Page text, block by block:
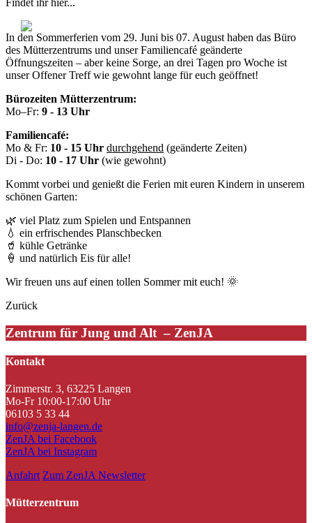
In den Sommerferien vom 29. Juni bis 07. August haben das Büro
des Mütterzentrums und unser Familiencafé geänderte
Öffnungszeiten – aber keine Sorge, an drei Tagen pro Woche ist
unser Offener Treff wie gewohnt lange für euch geöffnet!
Bürozeiten Mütterzentrum:
Mo–Fr: 9 - 13 Uhr
Familiencafé:
Mo & Fr: 10 - 15 Uhr durchgehend (geänderte Zeiten)
Di - Do: 10 - 17 Uhr (wie gewohnt)
Kommt vorbei und genießt die Ferien mit euren Kindern in unserem
schönen Garten:
🌿 viel Platz zum Spielen und Entspannen
💧 ein erfrischendes Planschbecken
🥤 kühle Getränke
🍦 und natürlich Eis für alle!
Wir freuen uns auf einen tollen Sommer mit euch! 🌞
Zurück
Zentrum für Jung und Alt – ZenJA
Kontakt
Zimmerstr. 3, 63225 Langen
Mo-Fr 10:00-17:00 Uhr
06103 5 33 44
info@zenja-langen.de
ZenJA bei Facebook
ZenJA bei Instagram
Anfahrt Zum ZenJA Newsletter
Mütterzentrum